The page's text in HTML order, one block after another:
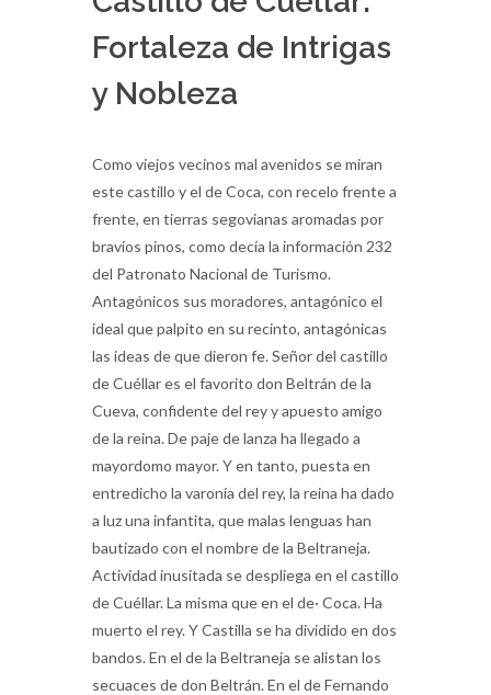
Fortaleza de Intrigas
y Nobleza
este castillo y el de Coca, con recelo frente a
frente, en tierras segovianas aromadas por
bravíos pinos, como decía la información 232
del Patronato Nacional de Turismo.
Antagónicos sus moradores, antagónico el
ideal que palpito en su recinto, antagónicas
las ideas de que dieron fe. Señor del castillo
de Cuéllar es el favorito don Beltrán de la
Cueva, confidente del rey y apuesto amigo
de la reina. De paje de lanza ha llegado a
mayordomo mayor. Y en tanto, puesta en
entredicho la varonía del rey, la reina ha dado
a luz una infantita, que malas lenguas han
bautizado con el nombre de la Beltraneja.
Actividad inusitada se despliega en el castillo
de Cuéllar. La misma que en el de· Coca. Ha
muerto el rey. Y Castilla se ha dividido en dos
bandos. En el de la Beltraneja se alistan los
secuaces de don Beltrán. En el de Fernando
e Isabel toma fervorosa parte don Alfonso